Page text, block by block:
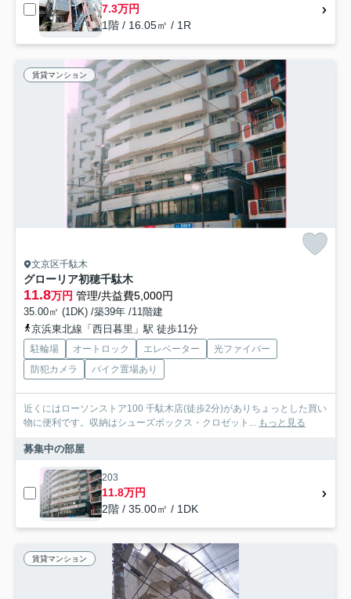
7.3万円
1階 / 16.05㎡ / 1R
賃貸マンション
文京区千駄木
グローリア初穂千駄木
11.8万円 管理/共益費5,000円
35.00㎡ (1DK) /築39年 /11階建
京浜東北線「西日暮里」駅 徒歩11分
駐輪場 オートロック エレベーター
光ファイバー
防犯カメラ
バイク置場あり
近くにはローソンストア100 千駄木店(徒歩2分)がありちょっとした買い
物に便利です。収納はシューズボックス・クロゼット...
もっと見る
募集中の部屋
203
11.8万円
2階 / 35.00㎡ / 1DK
賃貸マンション